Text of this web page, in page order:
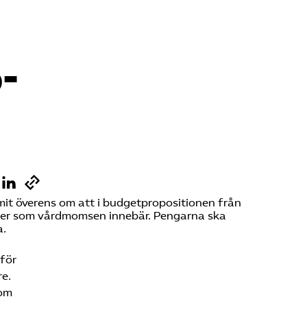
överens om att i budgetpropositionen från
vårdmomsen innebär. Pengarna ska